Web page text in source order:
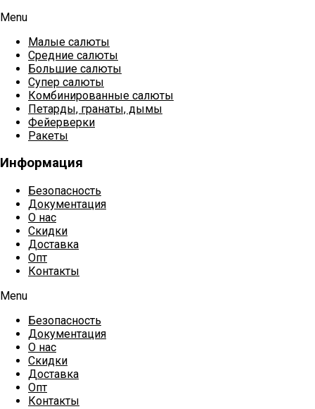
Menu
Малые салюты
Средние салюты
Большие салюты
Супер салюты
Комбинированные салюты
Петарды, гранаты, дымы
Фейерверки
Ракеты
Информация
Безопасность
Документация
О нас
Скидки
Доставка
Опт
Контакты
Menu
Безопасность
Документация
О нас
Скидки
Доставка
Опт
Контакты